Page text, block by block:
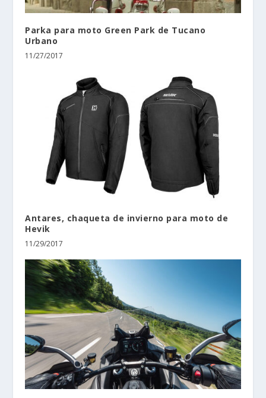
Parka para moto Green Park de Tucano
Urbano
11/27/2017
Antares, chaqueta de invierno para moto de
Hevik
11/29/2017